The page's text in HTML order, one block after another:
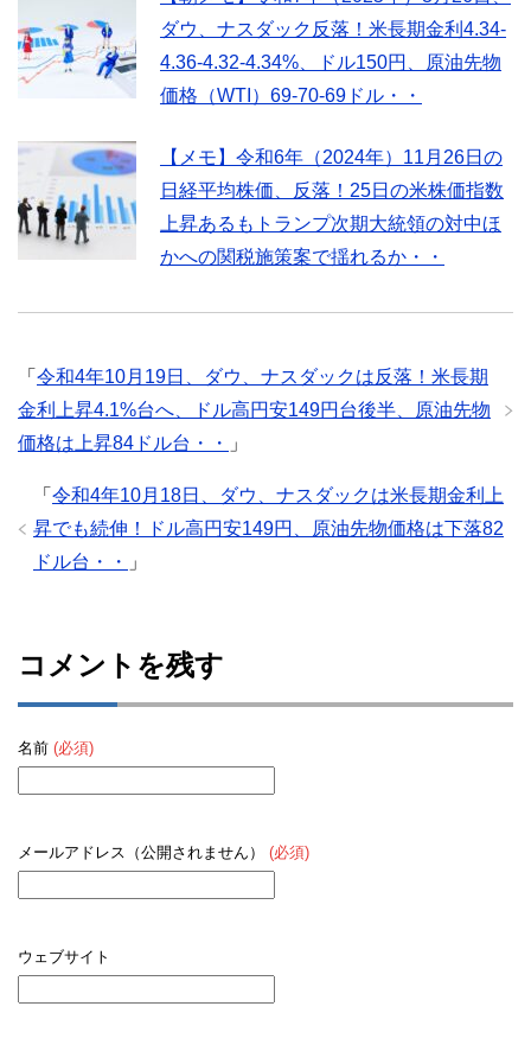
ダウ、ナスダック反落！米長期金利4.34-
4.36-4.32-4.34%、ドル150円、原油先物
価格（WTI）69-70-69ドル・・
【メモ】令和6年（2024年）11月26日の
日経平均株価、反落！25日の米株価指数
上昇あるもトランプ次期大統領の対中ほ
かへの関税施策案で揺れるか・・
「 令和4年10月19日、ダウ、ナスダックは反落！米長期
金利上昇4.1%台へ、ドル高円安149円台後半、原油先物
価格は上昇84ドル台・・
」
「 令和4年10月18日、ダウ、ナスダックは米長期金利上
昇でも続伸！ドル高円安149円、原油先物価格は下落82
ドル台・・
」
コメントを残す
名前 (必須)
メールアドレス（公開されません） (必須)
ウェブサイト